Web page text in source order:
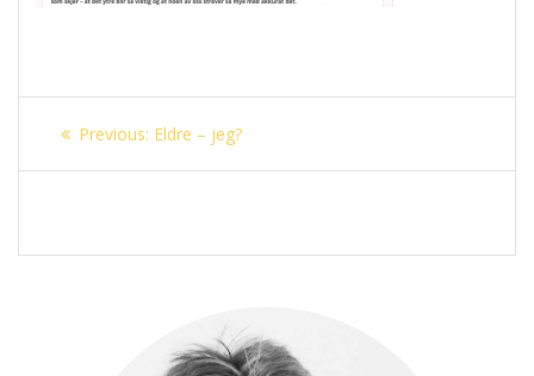
Innleggsnavigasjon
Previous: Previous
Eldre – jeg?